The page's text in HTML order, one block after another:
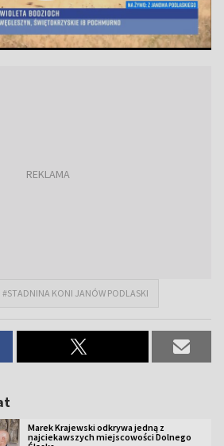
#STADNINA KONI JANÓW PODLASKI
Marek Krajewski odkrywa jedną z
najciekawszych miejscowości Dolnego